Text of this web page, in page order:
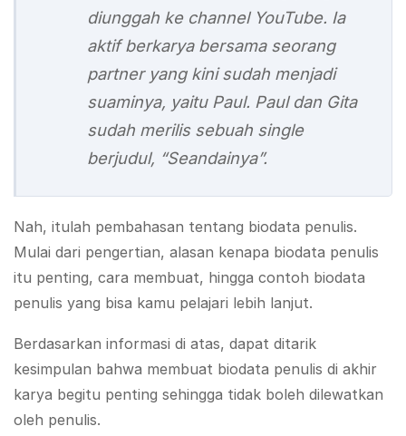
diunggah ke channel YouTube. Ia
aktif berkarya bersama seorang
partner yang kini sudah menjadi
suaminya, yaitu Paul. Paul dan Gita
sudah merilis sebuah single
berjudul, “Seandainya”.
Nah, itulah pembahasan tentang biodata penulis.
Mulai dari pengertian, alasan kenapa biodata penulis
itu penting, cara membuat, hingga contoh biodata
penulis yang bisa kamu pelajari lebih lanjut.
Berdasarkan informasi di atas, dapat ditarik
kesimpulan bahwa membuat biodata penulis di akhir
karya begitu penting sehingga tidak boleh dilewatkan
oleh penulis.